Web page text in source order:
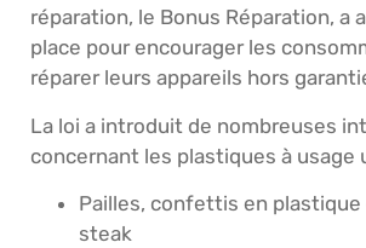
réparation, le Bonus Réparation, a
place pour encourager les
réparer leurs appareils hors
La loi a introduit de nombreuses
concernant les plastiques à usage
Pailles, confettis en plastique
steak